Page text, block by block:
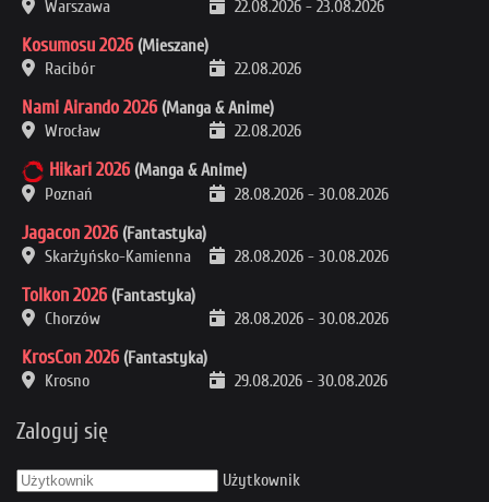
Warszawa
22.08.2026 - 23.08.2026
Kosumosu 2026 (Mieszane)
Racibór
22.08.2026
Nami Airando 2026 (Manga & Anime)
Wrocław
22.08.2026
Hikari 2026 (Manga & Anime)
Poznań
28.08.2026 - 30.08.2026
Jagacon 2026 (Fantastyka)
Skarżyńsko-Kamienna
28.08.2026 - 30.08.2026
Tolkon 2026 (Fantastyka)
Chorzów
28.08.2026 - 30.08.2026
KrosCon 2026 (Fantastyka)
Krosno
29.08.2026 - 30.08.2026
Zaloguj się
Użytkownik